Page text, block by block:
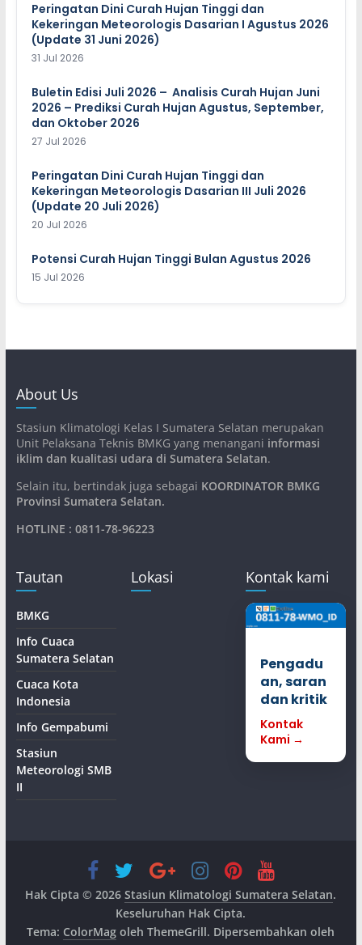
Peringatan Dini Curah Hujan Tinggi dan
Kekeringan Meteorologis Dasarian I Agustus 2026
(Update 31 Juni 2026)
31 Jul 2026
Buletin Edisi Juli 2026 – Analisis Curah Hujan Juni
2026 – Prediksi Curah Hujan Agustus, September,
dan Oktober 2026
27 Jul 2026
Peringatan Dini Curah Hujan Tinggi dan
Kekeringan Meteorologis Dasarian III Juli 2026
(Update 20 Juli 2026)
20 Jul 2026
Potensi Curah Hujan Tinggi Bulan Agustus 2026
15 Jul 2026
About Us
Stasiun Klimatologi Kelas I Sumatera Selatan merupakan
Unit Pelaksana Teknis BMKG yang menangani informasi
iklim dan kualitasi udara di Sumatera Selatan.
Selain itu, bertindak juga sebagai KOORDINATOR BMKG
Provinsi Sumatera Selatan.
HOTLINE : 0811-78-96223
Tautan
BMKG
Info Cuaca
Sumatera Selatan
Cuaca Kota
Indonesia
Info Gempabumi
Stasiun
Meteorologi SMB
II
Lokasi Kontak kami
Pengadu
an, saran
dan kritik
Kontak
Kami →
Hak Cipta © 2026Stasiun Klimatologi Sumatera Selatan.
Keseluruhan Hak Cipta.
Tema: ColorMag oleh ThemeGrill. Dipersembahkan oleh